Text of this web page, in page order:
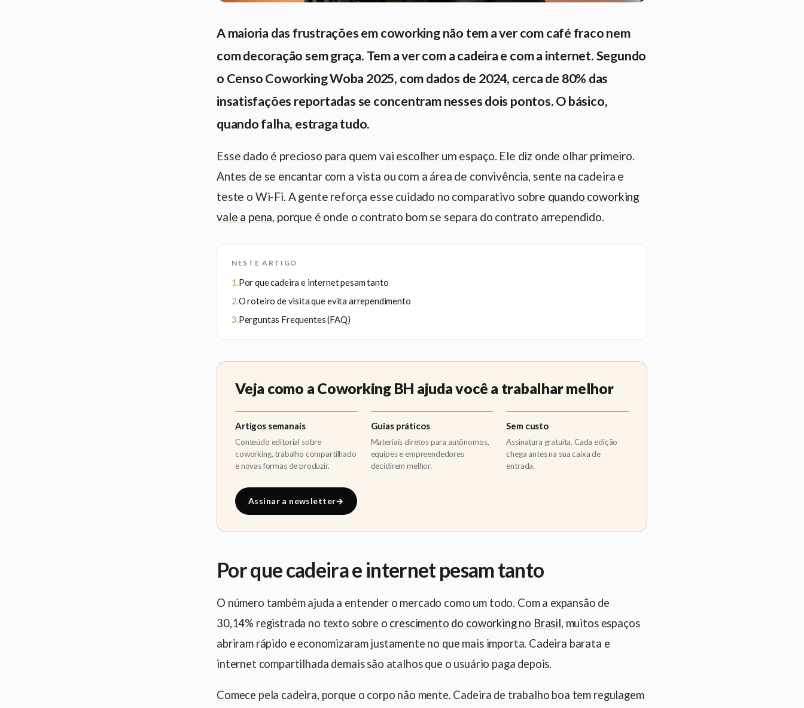
A maioria das frustrações em coworking não tem a ver com café fraco nem
com decoração sem graça. Tem a ver com a cadeira e com a internet. Segundo
o Censo Coworking Woba 2025, com dados de 2024, cerca de 80% das
insatisfações reportadas se concentram nesses dois pontos. O básico,
quando falha, estraga tudo.
Esse dado é precioso para quem vai escolher um espaço. Ele diz onde olhar primeiro.
Antes de se encantar com a vista ou com a área de convivência, sente na cadeira e
teste o Wi-Fi. A gente reforça esse cuidado no comparativo sobre quando coworking
vale a pena, porque é onde o contrato bom se separa do contrato arrependido.
NESTE ARTIGO
Por que cadeira e internet pesam tanto
O roteiro de visita que evita arrependimento
Perguntas Frequentes (FAQ)
Veja como a Coworking BH ajuda você a trabalhar melhor
Artigos semanais
Conteúdo editorial sobre
coworking, trabalho compartilhado
e novas formas de produzir.
Guias práticos
Materiais diretos para autônomos,
equipes e empreendedores
decidirem melhor.
Sem custo
Assinatura gratuita. Cada edição
chega antes na sua caixa de
entrada.
Assinar a newsletter→
Por que cadeira e internet pesam tanto
O número também ajuda a entender o mercado como um todo. Com a expansão de
30,14% registrada no texto sobre o crescimento do coworking no Brasil, muitos espaços
abriram rápido e economizaram justamente no que mais importa. Cadeira barata e
internet compartilhada demais são atalhos que o usuário paga depois.
Comece pela cadeira, porque o corpo não mente. Cadeira de trabalho boa tem regulagem